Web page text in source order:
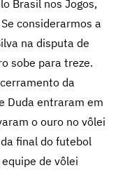
Brasil nos Jogos,
considerarmos a
na disputa de
sobe para treze.
da
Duda entraram em
o ouro no vôlei
final do futebol
de vôlei